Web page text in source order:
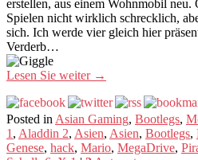
erstellen, aus einem Wohnmobil
Spielen nicht wirklich schrecklich,
sich. Ich werde vier gleich hier
Verderb…
Lesen Sie weiter →
Posted in Asian Gaming, Bootlegs,
1 , Aladdin 2, Asien, Asien, Bootlegs,
Genese, hack, Mario, MegaDrive,